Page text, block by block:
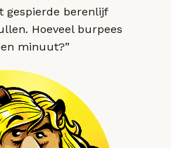
gespierde berenlijf
Hoeveel burpees
minuut?”